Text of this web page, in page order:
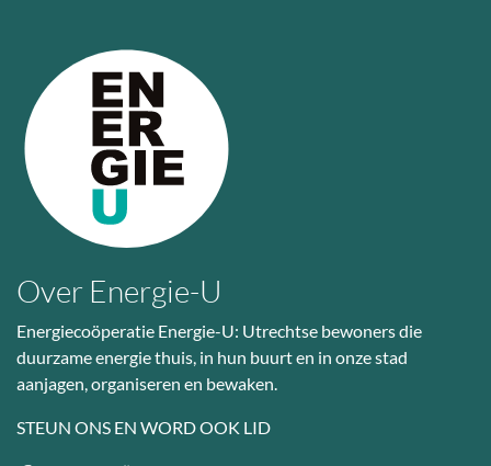
Over Energie-U
Energiecoöperatie Energie-U: Utrechtse bewoners die
duurzame energie thuis, in hun buurt en in onze stad
aanjagen, organiseren en bewaken.
STEUN ONS EN WORD OOK LID